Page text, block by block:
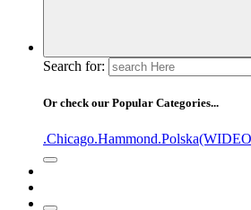
Search for:
Or check our Popular Categories...
.Chicago.Hammond.Polska